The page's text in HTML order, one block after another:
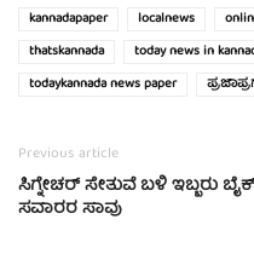
kannadapaper
localnews
thatskannada
today news in
todaykannada news paper
Previous article
ಸಿಗ್ನೇಚರ್ ಸೇತುವೆ ಬಳಿ ಇಬ್ಬರು ಬೈಕ್
ಸವಾರರ ಸಾವು